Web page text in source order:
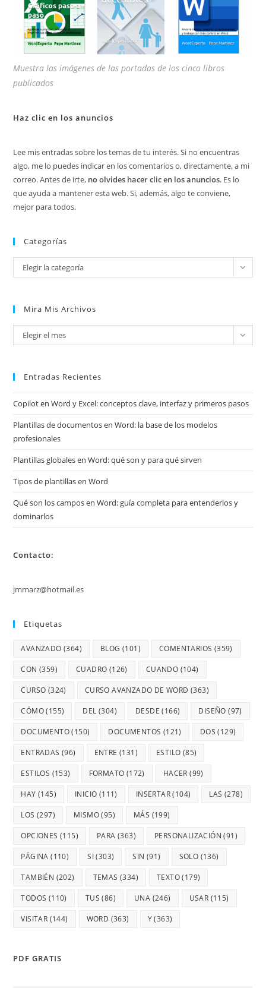
Muestra las imágenes de las portadas de los cinco libros
publicados
Haz clic en los anuncios
Lee mis entradas sobre los temas de tu interés. Si no encuentras
algo, me lo puedes indicar en los comentarios o, directamente, a mi
correo. Antes de irte, no olvides hacer clic en los anuncios. Es lo
que ayuda a mantener esta web. Si, además, algo te conviene,
mejor para todos.
Categorías
Categorías
Elegir la categoría
Mira Mis Archivos
Mira
mis
Elegir el mes
Entradas Recientes
Copilot en Word y Excel: conceptos clave, interfaz y primeros pasos
Plantillas de documentos en Word: la base de los modelos
profesionales
Plantillas globales en Word: qué son y para qué sirven
Tipos de plantillas en Word
Qué son los campos en Word: guía completa para entenderlos y
dominarlos
Contacto:
jmmarz@hotmail.es
Etiquetas
AVANZADO (364) BLOG (101) COMENTARIOS (359)
CON (359) CUADRO (126) CUANDO (104)
CURSO (324) CURSO AVANZADO DE WORD (363)
CÓMO(155) DEL (304) DESDE (166) DISEÑO (97)
DOCUMENTO(150) DOCUMENTOS (121) DOS (129)
ENTRADAS (96) ENTRE (131) ESTILO (85)
ESTILOS (153) FORMATO (172) HACER (99)
HAY (145) INICIO (111) INSERTAR(104) LAS (278)
LOS (297) MISMO(95) MÁS (199)
OPCIONES (115) PARA (363) PERSONALIZACIÓN (91)
PÁGINA (110) SI(303) SIN (91) SOLO (136)
TAMBIÉN (202) TEMAS (334) TEXTO(179)
TODOS (110) TUS (86) UNA (246) USAR (115)
VISITAR (144) WORD (363) Y(363)
PDF GRATIS